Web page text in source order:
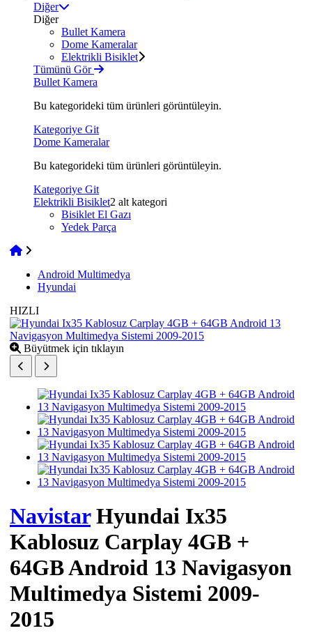
Diğer
Diğer
Bullet Kamera
Dome Kameralar
Elektrikli Bisiklet
Tümünü Gör
Bullet Kamera
Bu kategorideki tüm ürünleri görüntüleyin.
Kategoriye Git
Dome Kameralar
Bu kategorideki tüm ürünleri görüntüleyin.
Kategoriye Git
Elektrikli Bisiklet2 alt kategori
Bisiklet El Gazı
Yedek Parça
Android Multimedya
Hyundai
HIZLI
Büyütmek için tıklayın
NavistarHyundai Ix35
Kablosuz Carplay 4GB +
64GB Android 13 Navigasyon
Multimedya Sistemi 2009-
2015